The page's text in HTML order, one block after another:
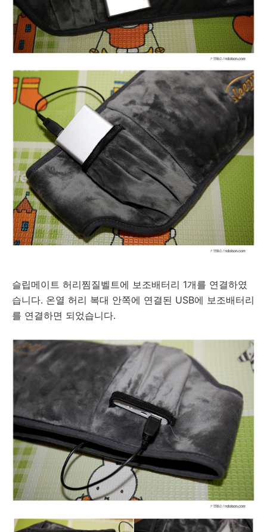
슬립메이트 허리찜질벨트에 보조배터리 1개를 연결하였
습니다. 온열 허리 복대 안쪽에 연결된 USB에 보조배터리
를 연결하면 되었습니다.